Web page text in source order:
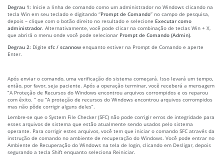
Degrau 1: Inicie a linha de comando como um administrador no Windows clicando na
tecla Win em seu teclado e digitando “Prompt de Comando” no campo de pesquisa,
depois – clique com o botão direito no resultado e selecione Executar como
administrador. Alternativamente, você pode clicar na combinação de teclas Win + X,
que abrirá o menu onde você pode selecionar Prompt de Comando (Admin).
Degrau 2: Digite sfc / scannow enquanto estiver na Prompt de Comando e aperte
Enter.
Após enviar o comando, uma verificação do sistema começará. Isso levará um tempo,
então, por favor, seja paciente. Após a operação terminar, você receberá a mensagem
“A Proteção de Recursos do Windows encontrou arquivos corrompidos e os reparou
com êxito. “ ou “A proteção de recursos do Windows encontrou arquivos corrompidos
mas não pôde corrigir alguns deles”.
Lembre-se que o System File Checker (SFC) não pode corrigir erros de integridade para
esses arquivos de sistema que estão atualmente sendo usados pelo sistema
operante. Para corrigir estes arquivos, você tem que iniciar o comando SFC através da
instrução de comando no ambiente de recuperação do Windows. Você pode entrar no
Ambiente de Recuperação do Windows na tela de login, clicando em Desligar, depois
segurando a tecla Shift enquanto seleciona Reiniciar.